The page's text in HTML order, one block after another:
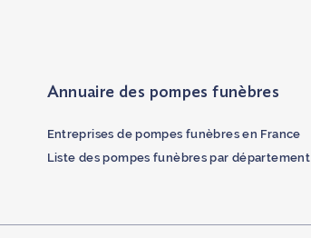
Annuaire des pompes funèbres
Entreprises de pompes funèbres en France
Liste des pompes funèbres par département